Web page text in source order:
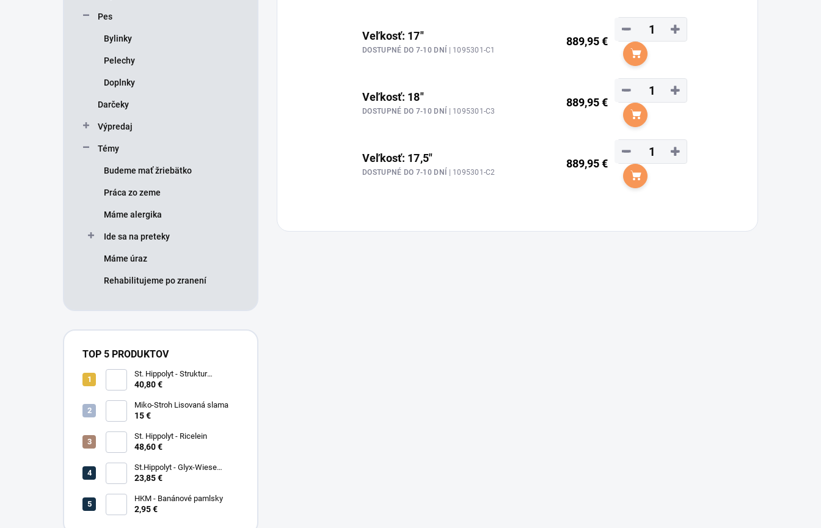
Pes
Bylinky
Pelechy
Doplnky
Darčeky
Výpredaj
Témy
Budeme mať žriebätko
Práca zo zeme
Máme alergika
Ide sa na preteky
Máme úraz
Rehabilitujeme po zranení
TOP 5 PRODUKTOV
St. Hippolyt - Struktur
Energetikum
40,80 €
Miko-Stroh Lisovaná slama
15 €
St. Hippolyt - Ricelein
48,60 €
St.Hippolyt - Glyx-Wiese
Seniorfaser
23,85 €
HKM - Banánové pamlsky
2,95 €
Veľkosť: 17"
DOSTUPNÉ DO 7-10 DNÍ | 1095301-C1
889,95 €
+
−
Do košíka
Veľkosť: 18"
DOSTUPNÉ DO 7-10 DNÍ | 1095301-C3
889,95 €
+
−
Do košíka
Veľkosť: 17,5"
DOSTUPNÉ DO 7-10 DNÍ | 1095301-C2
889,95 €
+
−
Do košíka